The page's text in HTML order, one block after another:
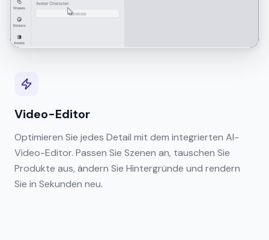
Video-Editor
Optimieren Sie jedes Detail mit dem integrierten AI-
Video-Editor. Passen Sie Szenen an, tauschen Sie
Produkte aus, ändern Sie Hintergründe und rendern
Sie in Sekunden neu.